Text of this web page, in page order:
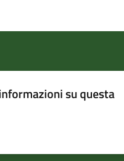
su questa